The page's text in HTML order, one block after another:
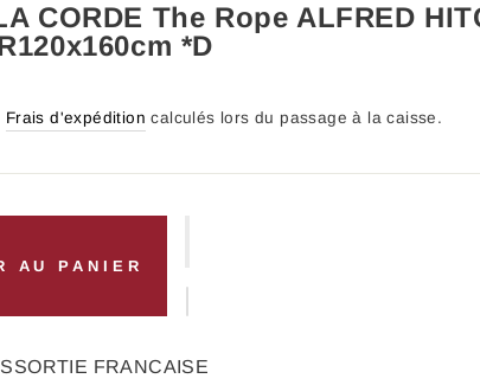
CORDE The Rope ALFRED
*D
Frais d'expédition calculés lors du passage à la caisse.
AU PANIER
FRANCAISE